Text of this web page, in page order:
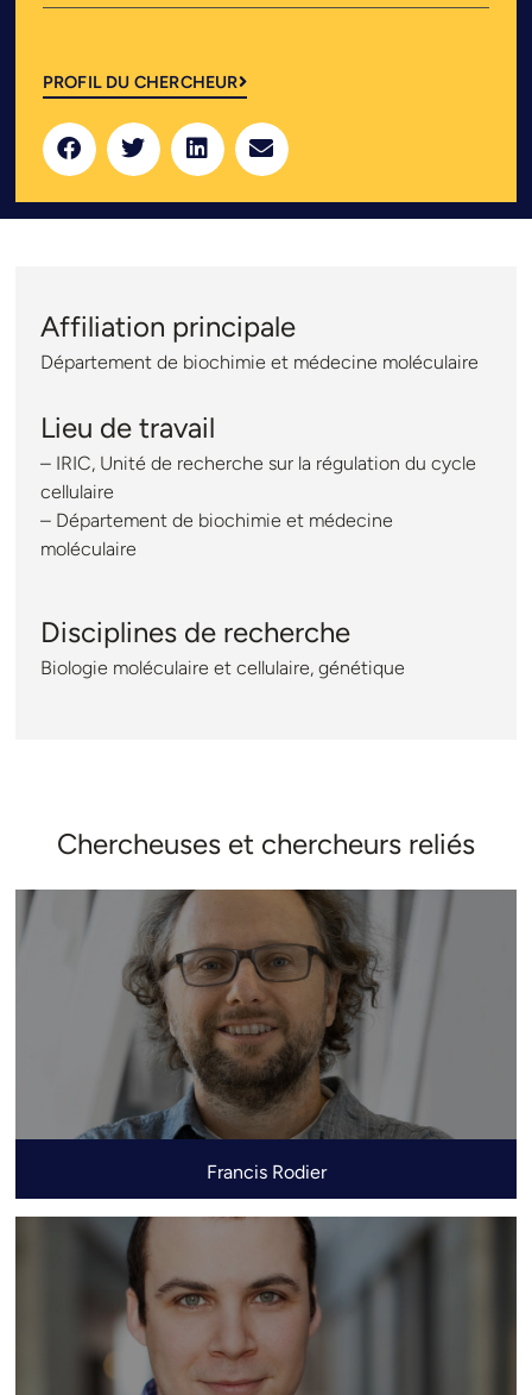
PROFIL DU CHERCHEUR
Affiliation principale
Département de biochimie et médecine moléculaire
Lieu de travail
– IRIC, Unité de recherche sur la régulation du cycle
cellulaire
– Département de biochimie et médecine
moléculaire
Disciplines de recherche
Biologie moléculaire et cellulaire, génétique
Chercheuses et chercheurs reliés
Francis Rodier